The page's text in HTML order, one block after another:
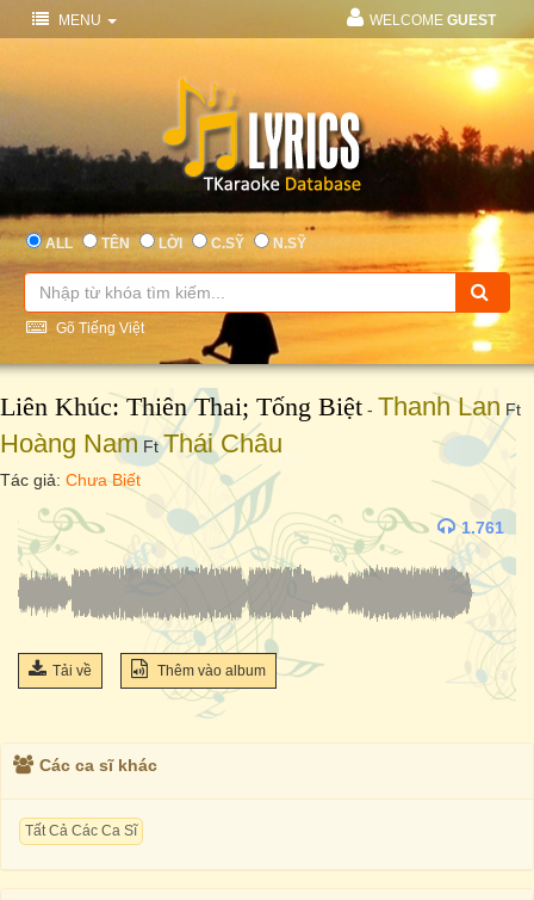
MENU WELCOME GUEST
ALL TÊN LỜI C.SỸ N.SỸ
Gõ Tiếng Việt
Liên Khúc: Thiên Thai; Tống Biệt - Thanh Lan Ft
Hoàng Nam FtThái Châu
Tác giả: Chưa Biết
1.761
Tải về Thêm vào album
Các ca sĩ khác
Tất Cả Các Ca Sĩ